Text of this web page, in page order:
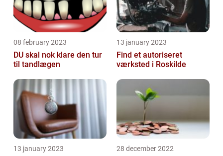
08 february 2023
DU skal nok klare den tur
til tandlægen
13 january 2023
Find et autoriseret
værksted i Roskilde
13 january 2023 28 december 2022